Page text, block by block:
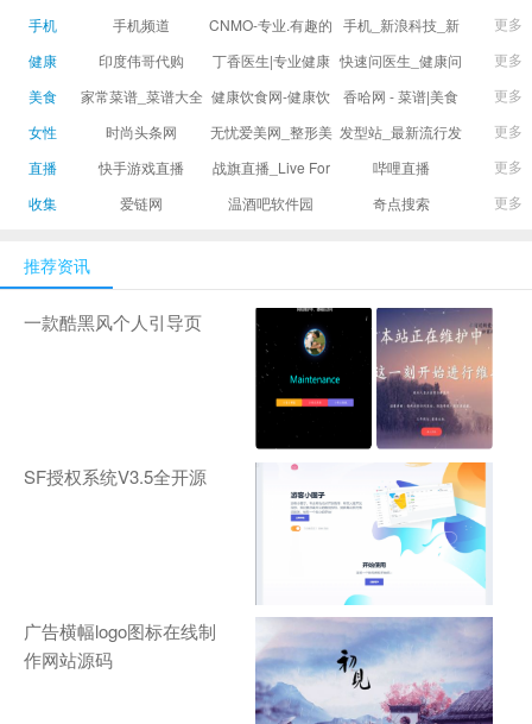
手机
手机频道
CNMO-专业.有趣的
科技新媒体
手机_新浪科技_新
浪网
更多
健康
印度伟哥代购
丁香医生|专业健康
生活方式平台
快速问医生_健康问
题免费在线咨询专
更多
美食
家常菜谱_菜谱大全
_菜谱家常菜做法大
健康饮食网-健康饮
食食谱_健康饮食小
香哈网 - 菜谱|美食
菜谱|菜谱大全-学做
更多
女性
时尚头条网
LADYMAX.cn|国内
新闻并提供奢侈品
无忧爱美网_整形美
容门户
发型站_最新流行发
型设计发型图片与
更多
直播
快手游戏直播
战旗直播_Live For
Gamers丨天生爱
哔哩直播
更多
收集
爱链网 温酒吧软件园 奇点搜索 更多
推荐资讯
一款酷黑风个人引导页
SF授权系统V3.5全开源
广告横幅logo图标在线制
作网站源码